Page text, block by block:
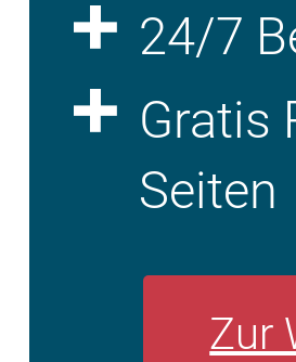
24/7
Gratis
Seiten
Zur